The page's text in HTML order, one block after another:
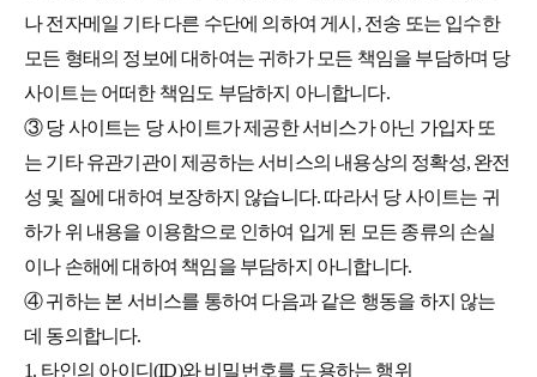
나 전자메일 기타 다른 수단에 의하여 게시, 전송 또는 입수한
모든 형태의 정보에 대하여는 귀하가 모든 책임을 부담하며 당
사이트는 어떠한 책임도 부담하지 아니합니다.
③ 당 사이트는 당 사이트가 제공한 서비스가 아닌 가입자 또
는 기타 유관기관이 제공하는 서비스의 내용상의 정확성, 완전
성 및 질에 대하여 보장하지 않습니다. 따라서 당 사이트는 귀
하가 위 내용을 이용함으로 인하여 입게 된 모든 종류의 손실
이나 손해에 대하여 책임을 부담하지 아니합니다.
④ 귀하는 본 서비스를 통하여 다음과 같은 행동을 하지 않는
데 동의합니다.
1. 타인의 아이디(ID)와 비밀번호를 도용하는 행위